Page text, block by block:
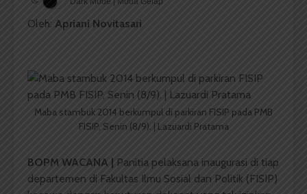
Oleh: Apriani Novitasari
Maba stambuk 2014 berkumpul di parkiran FISIP pada PMB
FISIP, Senin (8/9). | Lazuardi Pratama
BOPM WACANA |
Panitia pelaksana inaugurasi di tiap
departemen di Fakultas Ilmu Sosial dan Politik (FISIP)